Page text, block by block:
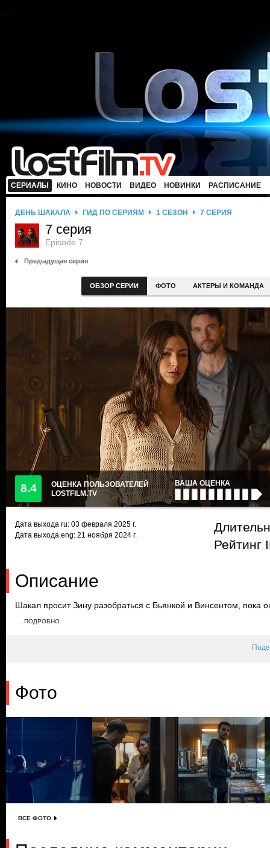
СЕРИАЛЫ КИНО НОВОСТИ ВИДЕО НОВИНКИ РАСПИСАНИЕ
ДЕНЬ ШАКАЛА ГИД ПО СЕРИЯМ 1 СЕЗОН 7 СЕРИЯ
7 серия
Episode 7
Предыдущая серия
ОБЗОР СЕРИИ ФОТО АКТЕРЫ И КОМАНДА
8.4
ОЦЕНКА ПОЛЬЗОВАТЕЛЕЙ
LOSTFILM.TV
ВАША ОЦЕНКА
Дата выхода ru: 03 февраля 2025 г.
Дата выхода eng: 21 ноября 2024 г.
Рейтинг
Описание
Шакал просит Зину разобраться с Бьянкой и Винсентом, пока
деньги и оружие из хранилища, а Шакал находит укрытие,
…ПОДРОБНО
Фото
ВСЕ ФОТО